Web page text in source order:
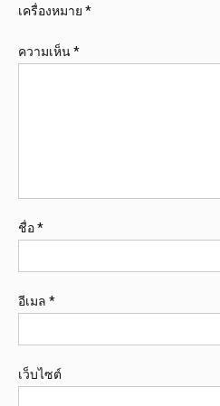
เครื่องหมาย *
ความเห็น*
ชื่อ*
อีเมล *
เว็บไซต์